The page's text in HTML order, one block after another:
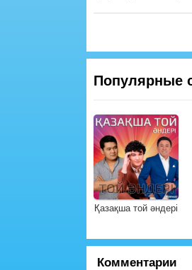
Популярные
Қазақша той әндері
Комментарии